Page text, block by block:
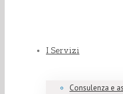
I Servizi
Consulenza e